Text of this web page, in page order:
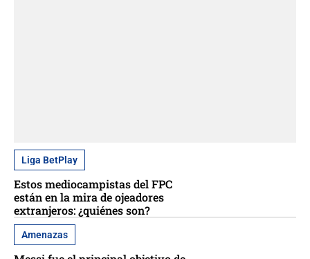
Liga BetPlay
Estos mediocampistas del FPC
están en la mira de ojeadores
extranjeros: ¿quiénes son?
Amenazas